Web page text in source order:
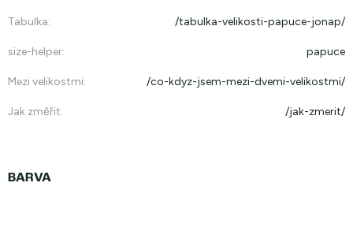
Tabulka: /tabulka-velikosti-papuce-jonap/
size-helper: papuce
Mezi velikostmi: /co-kdyz-jsem-mezi-dvemi-velikostmi/
Jak změřit: /jak-zmerit/